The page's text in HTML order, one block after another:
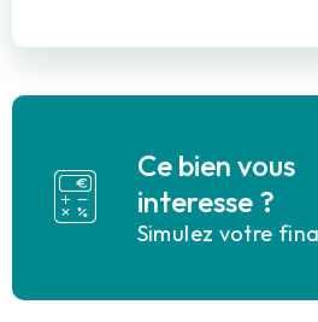
Ce bien vous
interesse ?
Simulez votre